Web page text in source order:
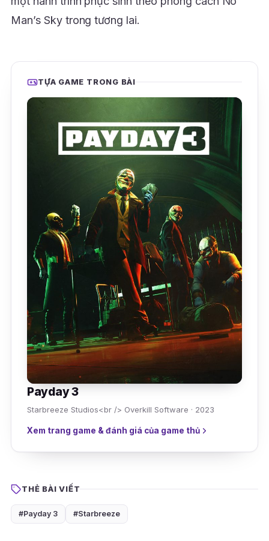
Man’s Sky trong tương lai.
TỰA GAME TRONG BÀI
Payday 3
Starbreeze Studios<br /> Overkill Software · 2023
Xem trang game & đánh giá của game thủ
THẺ BÀI VIẾT
#Payday 3 #Starbreeze